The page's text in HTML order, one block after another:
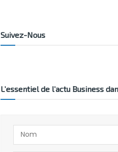
Suivez-Nous
L’essentiel de l’actu Business